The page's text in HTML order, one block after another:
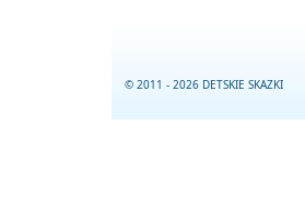
© 2011 - 2026 DETSKIE SKAZKI